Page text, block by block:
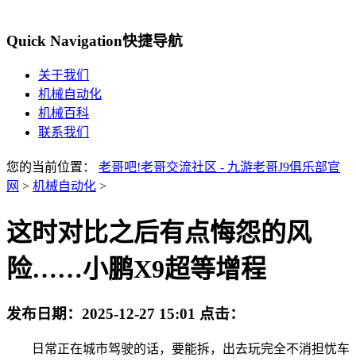
Quick Navigation快捷导航
关于我们
机械自动化
机械百科
联系我们
您的当前位置： 老哥吧!老哥交流社区 - 九游老哥J9俱乐部官
网 > 机械自动化 >
这时对比之后有点悔怨的风
险……小鹏X9超等增程
发布日期： 2025-12-27 15:01 点击：
日常正在城市驾驶的话，要能拆，出去玩完全不消担忧车